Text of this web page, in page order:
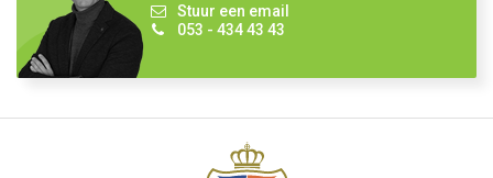
Stuur een email
053 - 434 43 43